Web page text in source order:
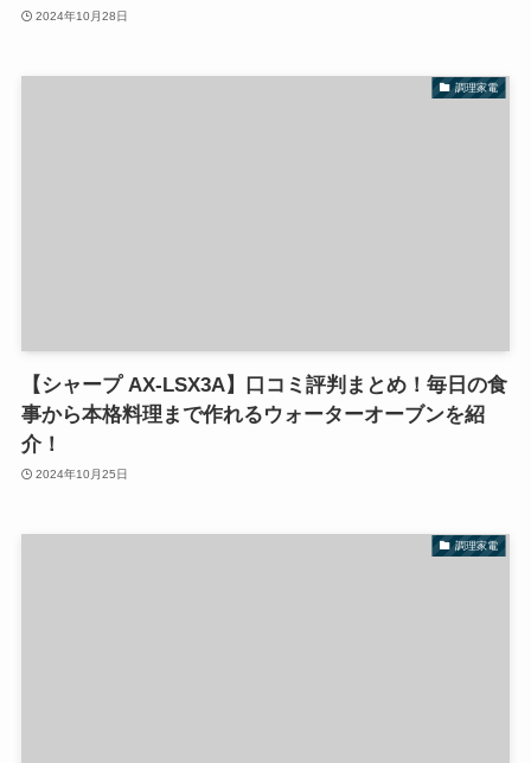
2024年10月28日
調理家電
【シャープ AX-LSX3A】口コミ評判まとめ！毎日の食
事から本格料理まで作れるウォーターオーブンを紹
介！
2024年10月25日
調理家電